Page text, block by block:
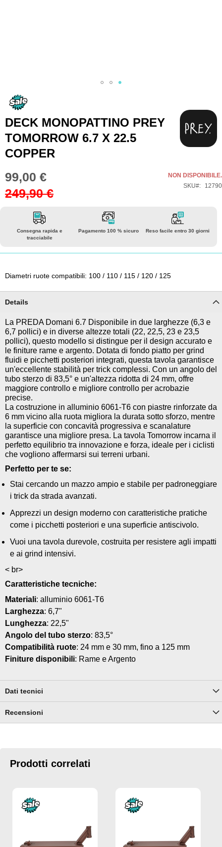
all'inizio
della
immagini
DECK MONOPATTINO PREY
TOMORROW 6.7 X 22.5
COPPER
Special
Price
99,00 €
249,90 €
NON DISPONIBILE.
SKU
12790
Consegna rapida e
tracciabile
Pagamento 100 % sicuro Reso facile entro 30 giorni
Diametri ruote compatibili: 100 / 110 / 115 / 120 / 125
Details
La PREDA Domani 6.7 Disponibile in due larghezze (6,3 e
6,7 pollici) e in diverse altezze totali (22, 22,5, 23 e 23,5
pollici), questo modello si distingue per il design accurato e
le finiture rame e argento. Dotata di fondo piatto per grind
fluidi e picchetti posteriori integrati, questa tavola garantisce
un'eccellente stabilità per trick complessi. Con un angolo del
tubo sterzo di 83,5° e un'altezza ridotta di 24 mm, offre
maggiore controllo e migliore controllo per acrobazie
precise.
La costruzione in alluminio 6061-T6 con piastre rinforzate da
6 mm vicino alla ruota migliora la durata sotto sforzo, mentre
la superficie con concavità progressiva e scanalature
garantisce una migliore presa. La tavola Tomorrow incarna il
perfetto equilibrio tra innovazione e forza, ideale per i ciclisti
che vogliono affermarsi sui terreni urbani.
Perfetto per te se:
Stai cercando un mazzo ampio e stabile per padroneggiare
i trick da strada avanzati.
Apprezzi un design moderno con caratteristiche pratiche
come i picchetti posteriori e una superficie antiscivolo.
Vuoi una tavola durevole, costruita per resistere agli impatti
e ai grind intensivi.
< br>
Caratteristiche tecniche:
Materiali: alluminio 6061-T6
Larghezza: 6,7"
Lunghezza: 22,5"
Angolo del tubo sterzo: 83,5°
Compatibilità ruote: 24 mm e 30 mm, fino a 125 mm
Finiture disponibili: Rame e Argento
Dati tecnici
Recensioni
Prodotti correlati